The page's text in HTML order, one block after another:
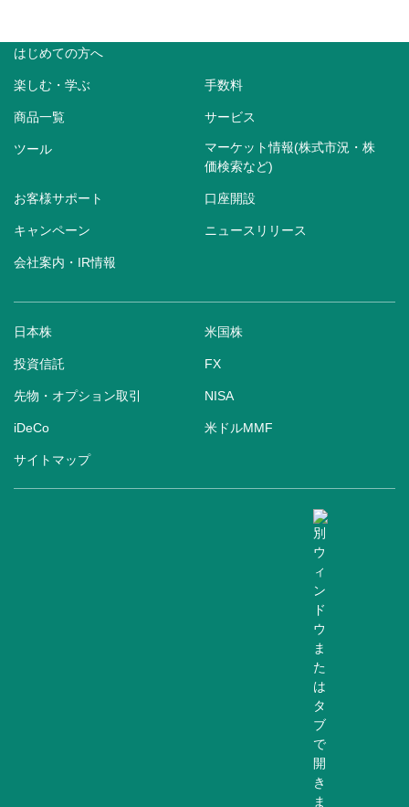
はじめての方へ
楽しむ・学ぶ 手数料
商品一覧 サービス
ツール
マーケット情報(株式市況・株
価検索など)
お客様サポート 口座開設
キャンペーン ニュースリリース
会社案内・IR情報
日本株 米国株
投資信託 FX
先物・オプション取引 NISA
iDeCo 米ドルMMF
サイトマップ